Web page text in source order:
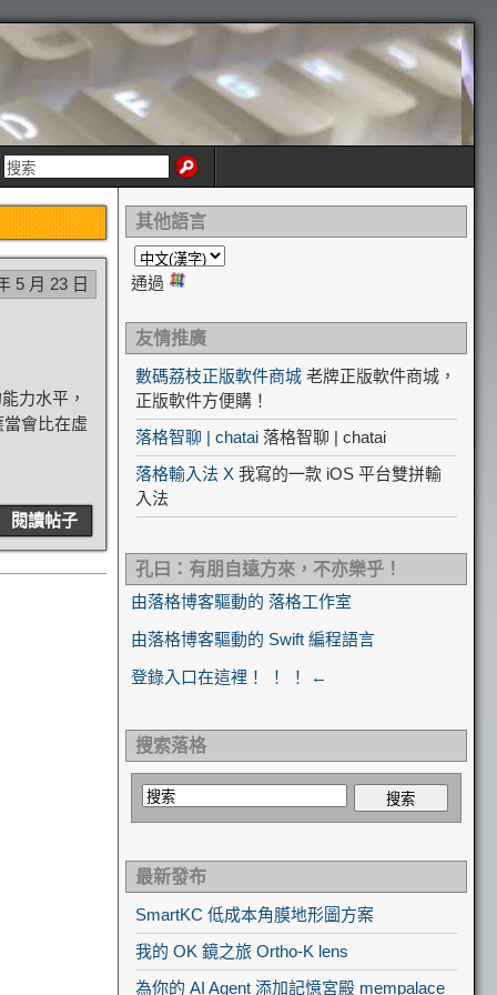
5 月 23 日
力水平，
會比在虛
閱讀帖子
其他語言
通過
友情推廣
數碼荔枝正版軟件商城 老牌正版軟件商城，
正版軟件方便購！
落格智聊 | chatai 落格智聊 | chatai
落格輸入法 X 我寫的一款 iOS 平台雙拼輸
入法
孔曰：有朋自遠方來，不亦樂乎！
由落格博客驅動的 落格工作室
由落格博客驅動的 Swift 編程語言
登錄入口在這裡！ ！ ！ ←
搜索落格
最新發布
SmartKC 低成本角膜地形圖方案
我的 OK 鏡之旅 Ortho-K lens
為你的 AI Agent 添加記憶宮殿 mempalace